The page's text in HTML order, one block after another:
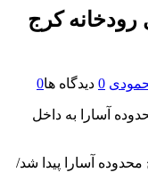
داخل رودخانه کرج
0 دیدگاه ها0
۲۰ ساله در محدوده آسارا به داخل
آسارا پيدا شد/